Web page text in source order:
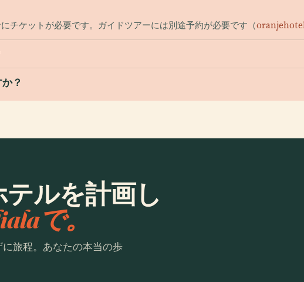
チケットが必要です。ガイドツアーには別途予約が必要です（
？
ルを計画し
で。
旅程。あなたの本当の歩